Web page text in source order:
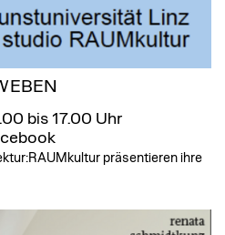
bis 17.00 Uhr
präsentieren ihre